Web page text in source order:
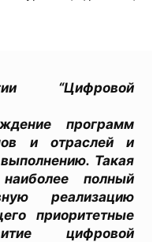
“Цифровой
программ
и отраслей и
Такая
полный
реализацию
приоритетные
цифровой